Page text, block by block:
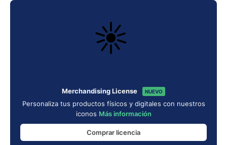
Merchandising License NUEVO
Personaliza tus productos físicos y digitales con nuestros
iconos Más información
Comprar licencia